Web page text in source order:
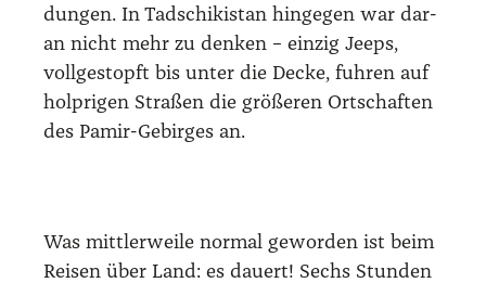
dun­gen. In Tadschi­ki­stan hin­ge­gen war dar­
an nicht mehr zu den­ken – ein­zig Jeeps,
voll­ge­stopft bis unter die Decke, fuh­ren auf
holp­ri­gen Stra­ßen die grö­ße­ren Ort­schaf­ten
des Pamir-Gebir­ges an.
Was mitt­ler­wei­le nor­mal gewor­den ist beim
Rei­sen über Land: es dau­ert! Sechs Stun­den